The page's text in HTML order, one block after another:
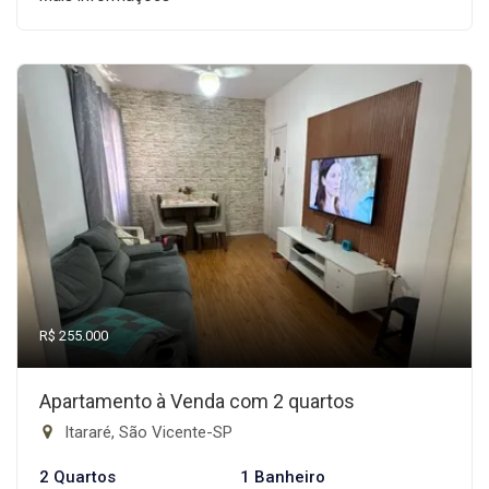
R$ 255.000
Apartamento à Venda com 2 quartos
Itararé, São Vicente-SP
2 Quartos 1 Banheiro